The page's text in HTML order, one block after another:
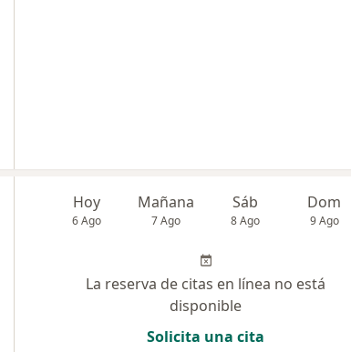
Hoy
6 Ago
Mañana
7 Ago
Sáb
8 Ago
Dom
9 Ago
La reserva de citas en línea no está
disponible
Solicita una cita